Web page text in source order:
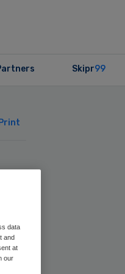
Skipr99
Print
data
and
at
our